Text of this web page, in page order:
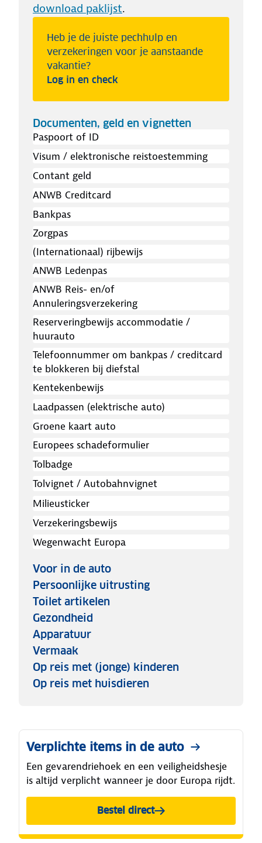
download paklijst.
Heb je de juiste pechhulp en
verzekeringen voor je aanstaande
vakantie?
Log in en check
Documenten, geld en vignetten
Paspoort of ID
Visum / elektronische reistoestemming
Contant geld
ANWB Creditcard
Bankpas
Zorgpas
(Internationaal) rijbewijs
ANWB Ledenpas
ANWB Reis- en/of
Annuleringsverzekering
Reserveringbewijs accommodatie /
huurauto
Telefoonnummer om bankpas / creditcard
te blokkeren bij diefstal
Kentekenbewijs
Laadpassen (elektrische auto)
Groene kaart auto
Europees schadeformulier
Tolbadge
Tolvignet / Autobahnvignet
Milieusticker
Verzekeringsbewijs
Wegenwacht Europa
Voor in de auto
Persoonlijke uitrusting
Toilet artikelen
Gezondheid
Apparatuur
Vermaak
Op reis met (jonge) kinderen
Op reis met huisdieren
Verplichte items in de auto
Een gevarendriehoek en een veiligheidshesje
is altijd verplicht wanneer je door Europa rijdt.
Bestel direct